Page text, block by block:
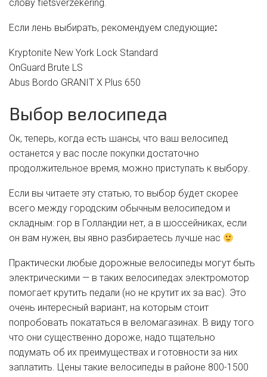
слову fietsverzekering.
Если лень выбирать, рекомендуем следующие:
Kryptonite New York Lock Standard
OnGuard Brute LS
Abus Bordo GRANIT X Plus 650
Выбор велосипеда
Ок, теперь, когда есть шансы, что ваш велосипед
останется у вас после покупки достаточно
продолжительное время, можно приступать к выбору.
Если вы читаете эту статью, то выбор будет скорее
всего между городским обычным велосипедом и
складным: гор в Голландии нет, а в шоссейниках, если
он вам нужен, вы явно разбираетесь лучше нас
Практически любые дорожные велосипеды могут быть
электрическими — в таких велосипедах электромотор
помогает крутить педали (но не крутит их за вас). Это
очень интересный вариант, на которым стоит
попробовать покататься в веломагазинах. В виду того
что они существенно дороже, надо тщательно
подумать об их преимуществах и готовности за них
заплатить. Цены такие велосипеды в районе 800-1500